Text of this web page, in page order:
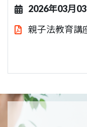
2026年03月03
親子法教育講
【日 時】令和
鉄烏丸線 丸太町
【対 象】小学
その保護者（２５